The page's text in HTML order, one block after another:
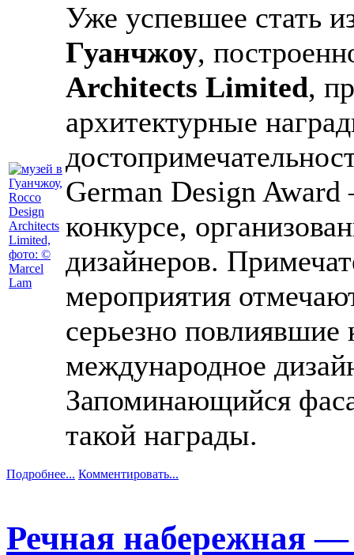
Уже успевшее стать
Гуанчжоу,
Architects Limited,
архитектурные
German Design
конкурсе,
дизайнеров.
мероприятия
серьезно повлиявшие
международное
Запоминающийся
такой награды.
Подробнее... Комментировать...
Речная набережная